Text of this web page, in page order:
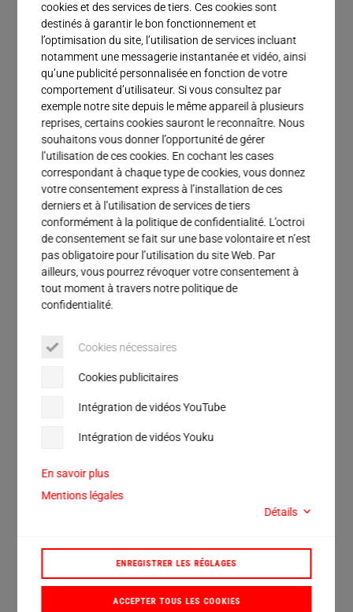
cookies et des services de tiers. Ces cookies sont
destinés à garantir le bon fonctionnement et
l’optimisation du site, l’utilisation de services incluant
notamment une messagerie instantanée et vidéo, ainsi
qu’une publicité personnalisée en fonction de votre
comportement d’utilisateur. Si vous consultez par
exemple notre site depuis le même appareil à plusieurs
reprises, certains cookies sauront le reconnaître. Nous
souhaitons vous donner l’opportunité de gérer
l’utilisation de ces cookies. En cochant les cases
correspondant à chaque type de cookies, vous donnez
votre consentement express à l’installation de ces
derniers et à l’utilisation de services de tiers
conformément à la politique de confidentialité. L’octroi
de consentement se fait sur une base volontaire et n’est
pas obligatoire pour l’utilisation du site Web. Par
ailleurs, vous pourrez révoquer votre consentement à
tout moment à travers notre politique de
confidentialité.
Cookies nécessaires
Cookies publicitaires
Intégration de vidéos YouTube
Intégration de vidéos Youku
En savoir plus
Mentions légales
Détails
ENREGISTRER LES RÉGLAGES
ACCEPTER TOUS LES COOKIES
débuterons un projet visant à la mise en
œuvre de la mégatendance de la durabilité
pour vos applications, le tout de manière
pratique, économique et rapide.
l’éviction du matériau de
remplissage de la zone de scellage
sous l’action des vibrations.